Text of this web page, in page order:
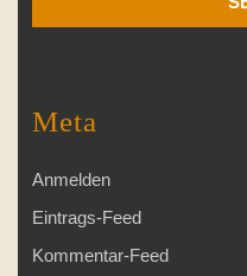
Meta
Anmelden
Eintrags-Feed
Kommentar-Feed